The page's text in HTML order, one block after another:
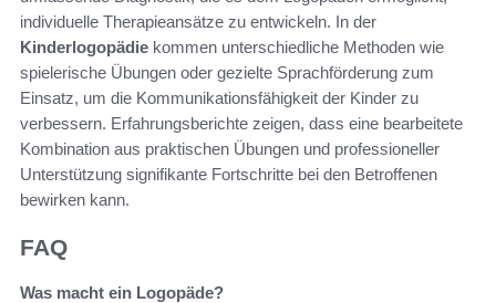
individuelle Therapieansätze zu entwickeln. In der
Kinderlogopädie kommen unterschiedliche Methoden wie
spielerische Übungen oder gezielte Sprachförderung zum
Einsatz, um die Kommunikationsfähigkeit der Kinder zu
verbessern. Erfahrungsberichte zeigen, dass eine bearbeitete
Kombination aus praktischen Übungen und professioneller
Unterstützung signifikante Fortschritte bei den Betroffenen
bewirken kann.
FAQ
Was macht ein Logopäde?